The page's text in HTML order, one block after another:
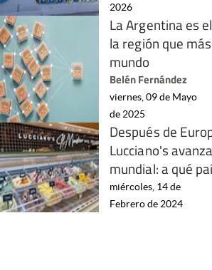
2026
La Argentina es
la región que
mundo
Belén Fernández
viernes, 09 de Mayo
de 2025
Después de
Lucciano's
mundial: a qué
miércoles, 14 de
Febrero de 2024